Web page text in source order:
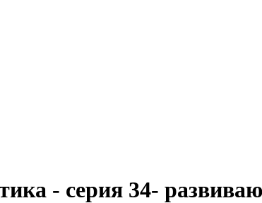
- серия 34-